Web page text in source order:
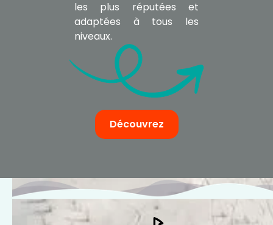
les plus réputées et
adaptées à tous les
niveaux.
Découvrez